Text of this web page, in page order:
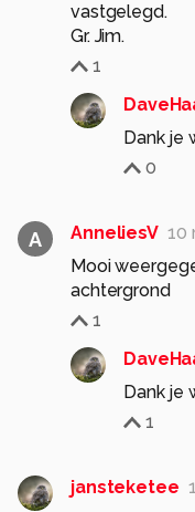
vastgelegd.
Gr. Jim.
1
Dank je
0
A AnneliesV 10
Mooi
achtergrond
1
Dank je
1
jansteketee